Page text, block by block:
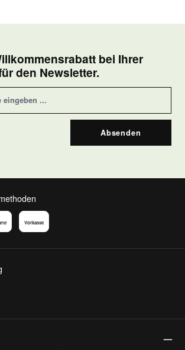
bei Ihrer
den Newsletter.
Absenden
Vorkasse